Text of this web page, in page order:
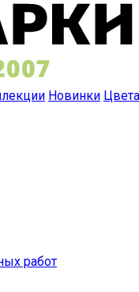
Новинки Цвета
работ